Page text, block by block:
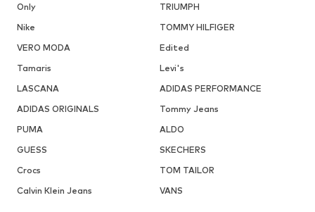
Only
TRIUMPH
Nike
TOMMY HILFIGER
VERO MODA
Edited
Tamaris
Levi's
LASCANA
ADIDAS PERFORMANCE
ADIDAS ORIGINALS
Tommy Jeans
PUMA
ALDO
GUESS
SKECHERS
Crocs
TOM TAILOR
Calvin Klein Jeans
VANS